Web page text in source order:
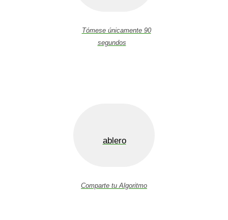
Tómese únicamente 90
segundos
ablero
Comparte tu Algoritmo